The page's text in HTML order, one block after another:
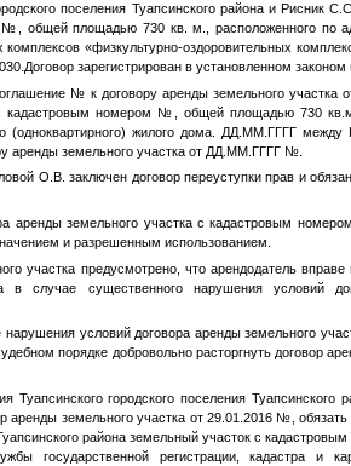
поселения Туапсинского района и Рисник
№ , общей площадью 730 кв. м., расположенного по
«физкультурно-оздоровительных
зарегистрирован в установленном законом
№ к договору аренды земельного участка
кадастровым номером № , общей площадью 730
жилого дома. ДД.ММ.ГГГГ между
аренды земельного участка от ДД.ММ.ГГГГ №.
О.В. заключен договор переуступки прав и
аренды земельного участка с кадастровым номером
и разрешенным использованием.
участка предусмотрено, что арендодатель
в случае существенного нарушения условий
условий договора аренды земельного
порядке добровольно расторгнуть договор
городского поселения Туапсинского
аренды земельного участка от 29.01.2016 № ,
района земельный участок с
государственной регистрации, кадастра и